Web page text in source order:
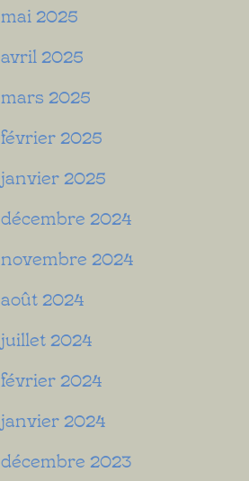
mai 2025
avril 2025
mars 2025
février 2025
janvier 2025
décembre 2024
novembre 2024
août 2024
juillet 2024
février 2024
janvier 2024
décembre 2023